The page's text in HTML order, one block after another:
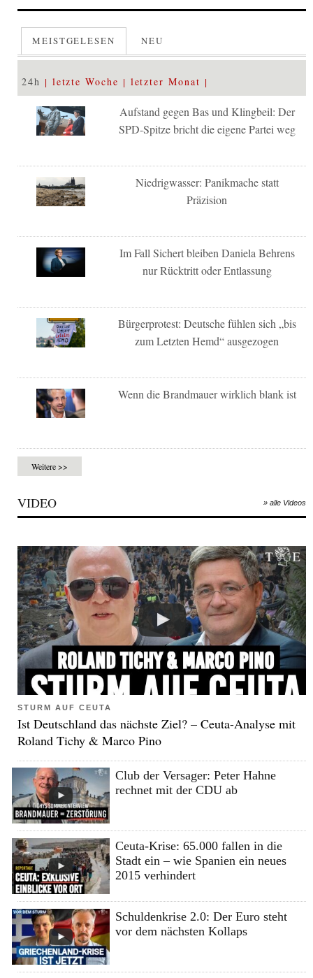
MEISTGELESEN NEU
24h letzte Woche letzter Monat
Aufstand gegen Bas und Klingbeil: Der
SPD-Spitze bricht die eigene Partei weg
Niedrigwasser: Panikmache statt
Präzision
Im Fall Sichert bleiben Daniela Behrens
nur Rücktritt oder Entlassung
Bürgerprotest: Deutsche fühlen sich „bis
zum Letzten Hemd“ ausgezogen
Wenn die Brandmauer wirklich blank ist
Weitere >>
VIDEO » alle Videos
STURM AUF CEUTA
Ist Deutschland das nächste Ziel? – Ceuta-Analyse mit
Roland Tichy & Marco Pino
Club der Versager: Peter Hahne
rechnet mit der CDU ab
Ceuta-Krise: 65.000 fallen in die
Stadt ein – wie Spanien ein neues
2015 verhindert
Schuldenkrise 2.0: Der Euro steht
vor dem nächsten Kollaps